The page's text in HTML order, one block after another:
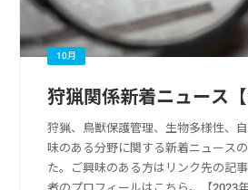
10月
狩猟関係新着ニュース【
狩猟、鳥獣保護管理、生物多様性、
味のある分野に関する新着ニュース
た。ご興味のある方はリンク先の記